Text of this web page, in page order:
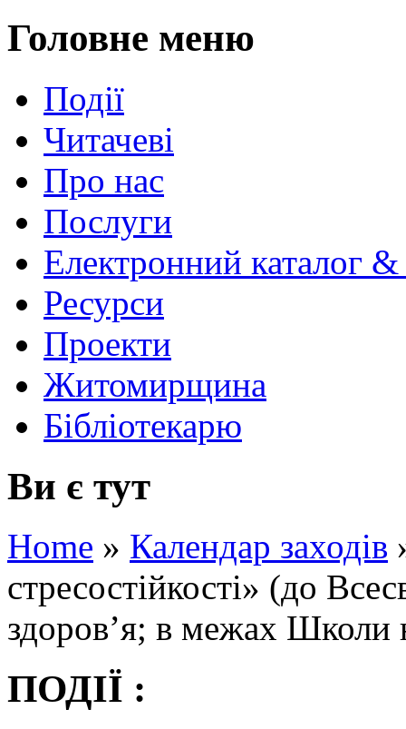
Головне меню
Події
Читачеві
Про нас
Послуги
Електронний каталог
Ресурси
Проекти
Житомирщина
Бібліотекарю
Ви є тут
Home » Календар заходів
стресостійкості» (до
здоров’я; в межах Школи
ПОДІЇ :